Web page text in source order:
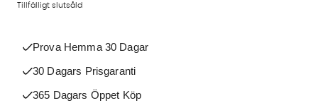
Tillfälligt slutsåld
Prova Hemma 30 Dagar
30 Dagars Prisgaranti
365 Dagars Öppet Köp